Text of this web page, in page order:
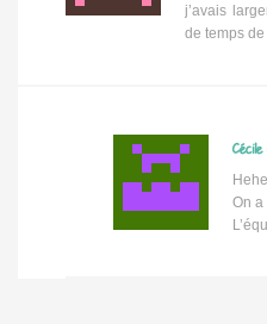
j’avais
de temps de
Cécile
On a